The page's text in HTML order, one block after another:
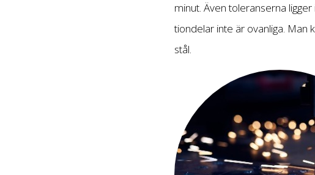
minut. Även toleranserna
tiondelar inte är ovanliga. Man
stål.